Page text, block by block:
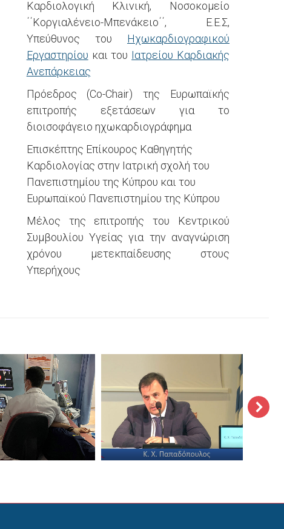
Καρδιολογική Κλινική, Νοσοκομείο
΄΄Κοργιαλένειο-Μπενάκειο΄΄, Ε.Ε.Σ,
Υπεύθυνος του Ηχωκαρδιογραφικού
Εργαστηρίου και του Ιατρείου Καρδιακής
Ανεπάρκειας
Πρόεδρος (Co-Chair) της Ευρωπαϊκής
επιτροπής εξετάσεων για το
διοισοφάγειο ηχωκαρδιογράφημα
Επισκέπτης Επίκουρος Καθηγητής
Καρδιολογίας στην Ιατρική σχολή του
Πανεπιστημίου της Κύπρου και του
Ευρωπαϊκού Πανεπιστημίου της Κύπρου
Μέλος της επιτροπής του Κεντρικού
Συμβουλίου Υγείας για την αναγνώριση
χρόνου μετεκπαίδευσης στους
Υπερήχους